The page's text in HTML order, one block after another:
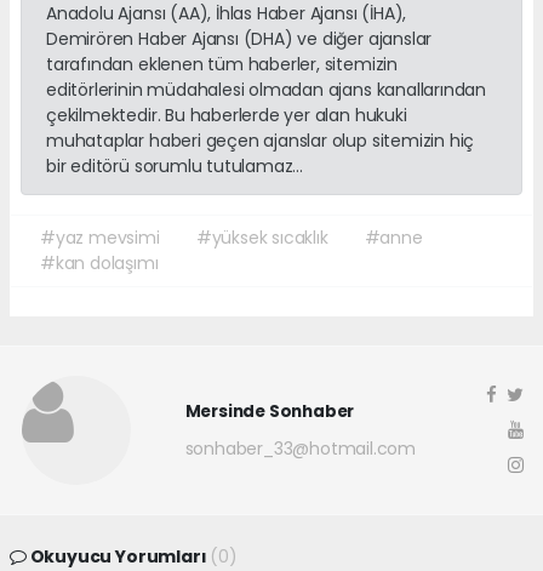
Anadolu Ajansı (AA), İhlas Haber Ajansı (İHA),
Demirören Haber Ajansı (DHA) ve diğer ajanslar
tarafından eklenen tüm haberler, sitemizin
editörlerinin müdahalesi olmadan ajans kanallarından
çekilmektedir. Bu haberlerde yer alan hukuki
muhataplar haberi geçen ajanslar olup sitemizin hiç
bir editörü sorumlu tutulamaz...
#yaz mevsimi #yüksek sıcaklık
#anne
#kan dolaşımı
Mersinde Sonhaber
sonhaber_33@hotmail.com
Okuyucu Yorumları (0)